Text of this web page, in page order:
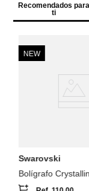
Recomendados para
ti
NEW
Swarovski
Bolígrafo
Swarovski Plateado